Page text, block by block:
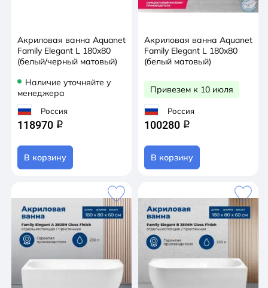
Акриловая ванна Aquanet
Family Elegant L 180x80
(белый/черный матовый)
Наличие уточняйте у
менеджера
Россия
118970 q
В корзину
Акриловая ванна Aquanet
Family Elegant L 180x80
(белый матовый)
Привезем к 10 июля
Россия
100280 q
В корзину